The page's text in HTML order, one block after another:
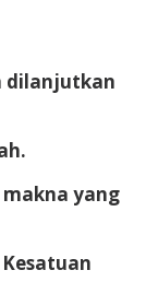
dilanjutkan
yang